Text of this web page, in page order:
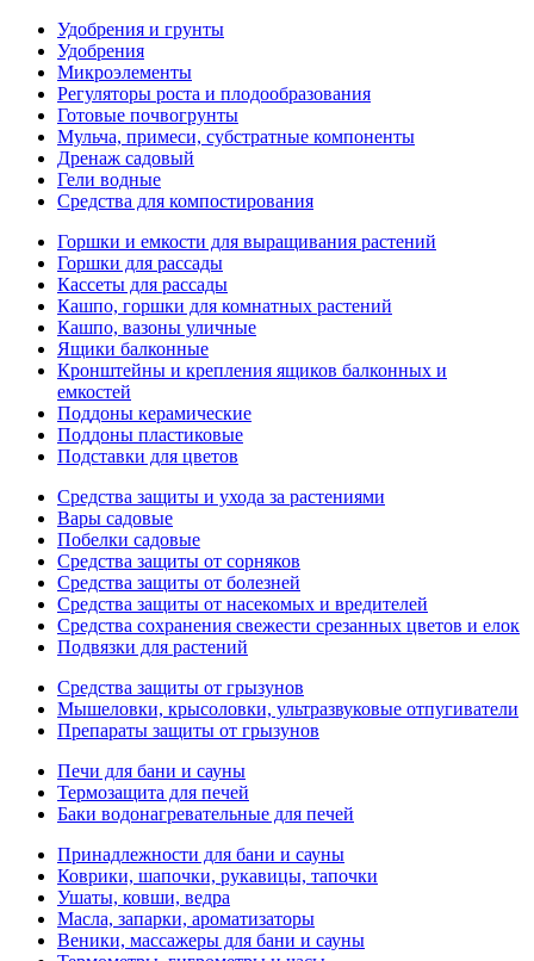
Удобрения и грунты
Удобрения
Микроэлементы
Регуляторы роста и плодообразования
Готовые почвогрунты
Мульча, примеси, субстратные компоненты
Дренаж садовый
Гели водные
Средства для компостирования
Горшки и емкости для выращивания растений
Горшки для рассады
Кассеты для рассады
Кашпо, горшки для комнатных растений
Кашпо, вазоны уличные
Ящики балконные
Кронштейны и крепления ящиков балконных и
емкостей
Поддоны керамические
Поддоны пластиковые
Подставки для цветов
Средства защиты и ухода за растениями
Вары садовые
Побелки садовые
Средства защиты от сорняков
Средства защиты от болезней
Средства защиты от насекомых и вредителей
Средства сохранения свежести срезанных цветов и елок
Подвязки для растений
Средства защиты от грызунов
Мышеловки, крысоловки, ультразвуковые отпугиватели
Препараты защиты от грызунов
Печи для бани и сауны
Термозащита для печей
Баки водонагревательные для печей
Принадлежности для бани и сауны
Коврики, шапочки, рукавицы, тапочки
Ушаты, ковши, ведра
Масла, запарки, ароматизаторы
Веники, массажеры для бани и сауны